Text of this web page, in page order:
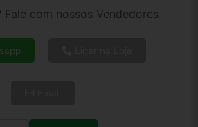
Fale com nossos Vendedores